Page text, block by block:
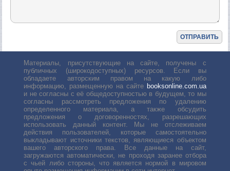
Материалы, присутствующие на сайте, получены с
публичных (широкодоступных) ресурсов. Если вы
обладаете авторским правом на какую либо
информацию, размещенную на сайте booksonline.com.ua
и не согласны с её общедоступностью в будущем, то мы
согласны рассмотреть предложения по удалению
определенного материала, а также обсудить
предложения о договоренностях, разрешающих
использовать данный контент. Мы не отслеживаем
действия пользователей, которые самостоятельно
выкладывают источники текстов, являющиеся объектом
вашего авторского права. Все данные на сайт,
загружаются автоматически, не проходя заранее отбора
с чьей либо стороны, что является нормой в мировом